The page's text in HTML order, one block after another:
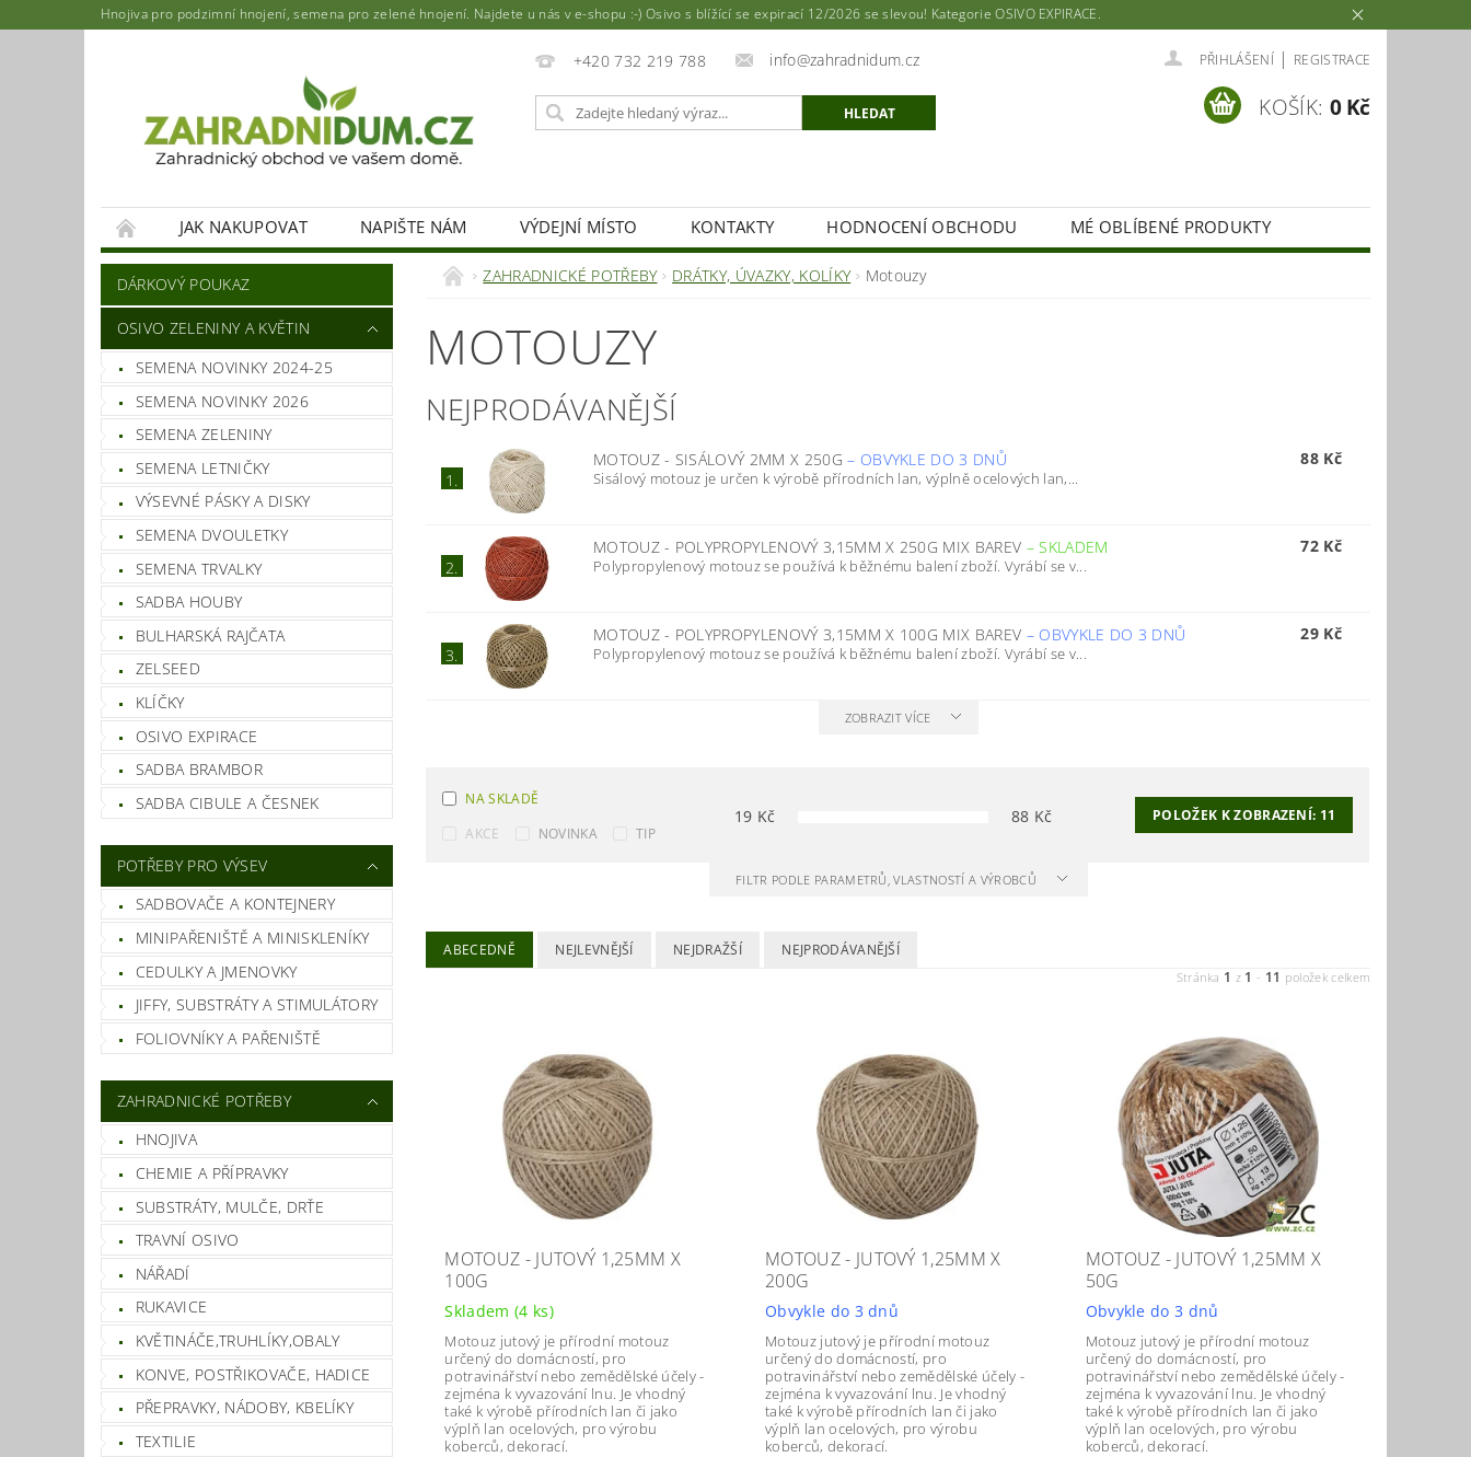
Hnojiva pro podzimní hnojení, semena pro zelené hnojení. Najdete u nás v e-shopu :-) Osivo s blížící se expirací 12/2026 se slevou! Kategorie OSIVO EXPIRACE.
+420 732 219 788 info@zahradnidum.cz PŘIHLÁŠENÍ | REGISTRACE
KOŠÍK: 0 Kč
JAK NAKUPOVAT NAPIŠTE NÁM VÝDEJNÍ MÍSTO KONTAKTY HODNOCENÍ OBCHODU MÉ OBLÍBENÉ PRODUKTY
DÁRKOVÝ POUKAZ
OSIVO ZELENINY A KVĚTIN
SEMENA NOVINKY 2024-25
SEMENA NOVINKY 2026
SEMENA ZELENINY
SEMENA LETNIČKY
VÝSEVNÉ PÁSKY A DISKY
SEMENA DVOULETKY
SEMENA TRVALKY
SADBA HOUBY
BULHARSKÁ RAJČATA
ZELSEED
KLÍČKY
OSIVO EXPIRACE
SADBA BRAMBOR
SADBA CIBULE A ČESNEK
POTŘEBY PRO VÝSEV
SADBOVAČE A KONTEJNERY
MINIPAŘENIŠTĚ A MINISKLENÍKY
CEDULKY A JMENOVKY
JIFFY, SUBSTRÁTY A STIMULÁTORY
FOLIOVNÍKY A PAŘENIŠTĚ
ZAHRADNICKÉ POTŘEBY
HNOJIVA
CHEMIE A PŘÍPRAVKY
SUBSTRÁTY, MULČE, DRŤE
TRAVNÍ OSIVO
NÁŘADÍ
RUKAVICE
KVĚTINÁČE,TRUHLÍKY,OBALY
KONVE, POSTŘIKOVAČE, HADICE
PŘEPRAVKY, NÁDOBY, KBELÍKY
TEXTILIE
ZAHRADNICKÉ POTŘEBY DRÁTKY, ÚVAZKY, KOLÍKY Motouzy
MOTOUZY
NEJPRODÁVANĚJŠÍ
1.
MOTOUZ - SISÁLOVÝ 2MM X 250G– OBVYKLE DO 3 DNŮ
Sisálový motouz je určen k výrobě přírodních lan, výplně ocelových lan,...
88 Kč
2.
MOTOUZ - POLYPROPYLENOVÝ 3,15MM X 250G MIX BAREV –SKLADEM
Polypropylenový motouz se používá k běžnému balení zboží. Vyrábí se v...
72 Kč
3.
MOTOUZ - POLYPROPYLENOVÝ 3,15MM X 100G MIX BAREV – OBVYKLE DO 3 DNŮ
Polypropylenový motouz se používá k běžnému balení zboží. Vyrábí se v...
29 Kč
ZOBRAZIT VÍCE
NA SKLADĚ
AKCE
NOVINKA TIP
19 Kč 88 Kč POLOŽEK K ZOBRAZENÍ: 11
FILTR PODLE PARAMETRŮ, VLASTNOSTÍ A VÝROBCŮ
ABECEDNĚ NEJLEVNĚJŠÍ NEJDRAŽŠÍ NEJPRODÁVANĚJŠÍ
Stránka 1 z 1 - 11 položek celkem
MOTOUZ - JUTOVÝ 1,25MM X
100G
Skladem (4 ks)
Motouz jutový je přírodní motouz
určený do domácností, pro
potravinářství nebo zemědělské účely -
zejména k vyvazování lnu. Je vhodný
také k výrobě přírodních lan či jako
výplň lan ocelových, pro výrobu
koberců, dekorací.
MOTOUZ - JUTOVÝ 1,25MM X
200G
Obvykle do 3 dnů
Motouz jutový je přírodní motouz
určený do domácností, pro
potravinářství nebo zemědělské účely -
zejména k vyvazování lnu. Je vhodný
také k výrobě přírodních lan či jako
výplň lan ocelových, pro výrobu
koberců, dekorací.
MOTOUZ - JUTOVÝ 1,25MM X
50G
Obvykle do 3 dnů
Motouz jutový je přírodní motouz
určený do domácností, pro
potravinářství nebo zemědělské účely -
zejména k vyvazování lnu. Je vhodný
také k výrobě přírodních lan či jako
výplň lan ocelových, pro výrobu
koberců, dekorací.